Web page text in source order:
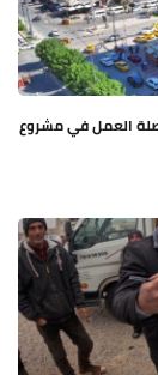
العمل في مشروع